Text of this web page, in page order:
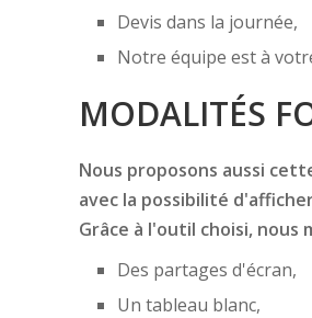
Devis dans la journée,
Notre équipe est à
MODALITÉS
Nous proposons aussi
avec la possibilité
Grâce à l'outil choisi, nous
Des partages d'écran,
Un tableau blanc,